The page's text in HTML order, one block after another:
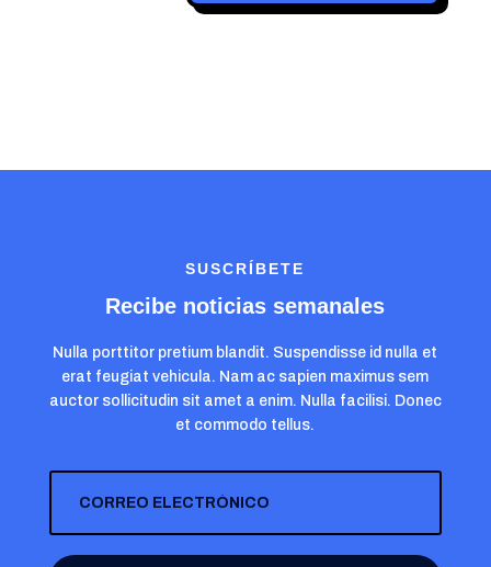
SUSCRÍBETE
Recibe noticias semanales
Nulla porttitor pretium blandit. Suspendisse id nulla et
erat feugiat vehicula. Nam ac sapien maximus sem
auctor sollicitudin sit amet a enim. Nulla facilisi. Donec
et commodo tellus.